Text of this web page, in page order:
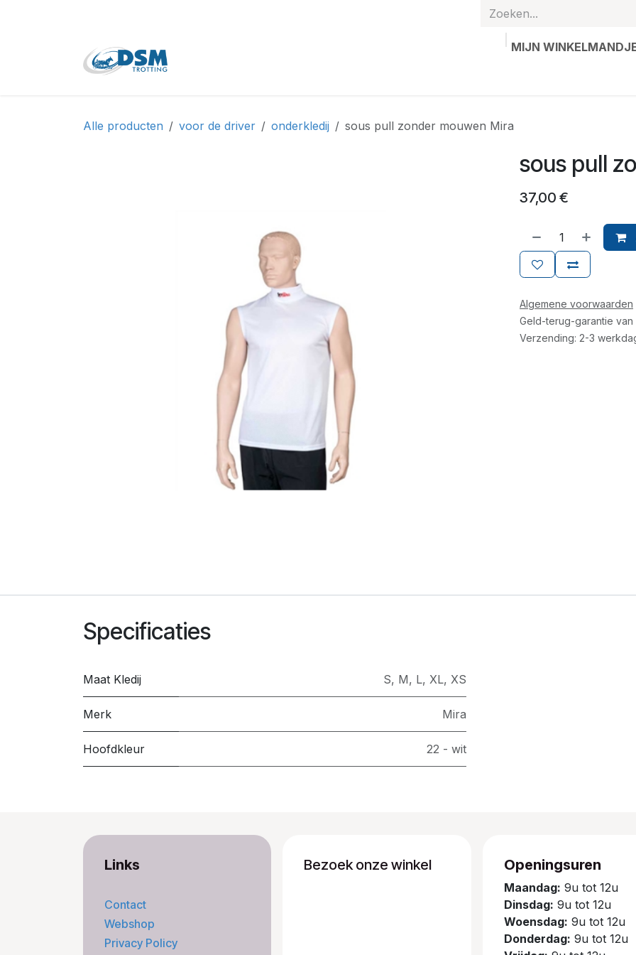
MIJN
Alle producten voor de driver onderkledij sous pull zonder mouwen Mira
sous pull
37,00 €
Algemene voorwaarden
Geld-terug-garantie van
Verzending: 2-3
Specificaties
Maat Kledij S, M, L, XL, XS
Merk Mira
Hoofdkleur 22 - wit
Links
Contact
Webshop
Privacy Policy
Bezoek onze winkel Openingsuren
Maandag: 9u tot 12u
Dinsdag: 9u tot 12u
Woensdag: 9u tot 12u
Donderdag: 9u tot 12u